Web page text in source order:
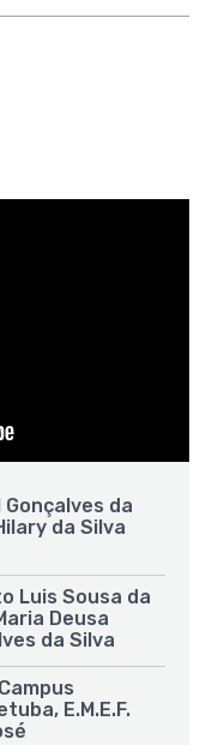
Gonçalves da
da Silva
Luis Sousa da
Deusa
da Silva
E.M.E.F.